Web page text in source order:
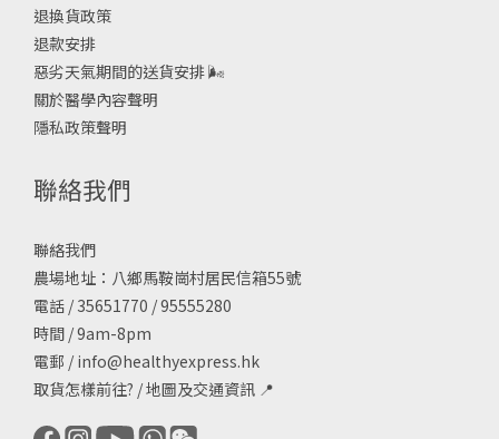
退換貨政策
退款安排
惡劣天氣期間的送貨安排🌬
關於醫學內容聲明
隱私政策聲明
聯絡我們
聯絡我們
農場地址：八鄉馬鞍崗村居民信箱55號
電話 / 35651770 / 95555280
時間 / 9am-8pm
電郵 / info@healthyexpress.hk
取貨怎樣前往? /地圖及交通資訊 📍